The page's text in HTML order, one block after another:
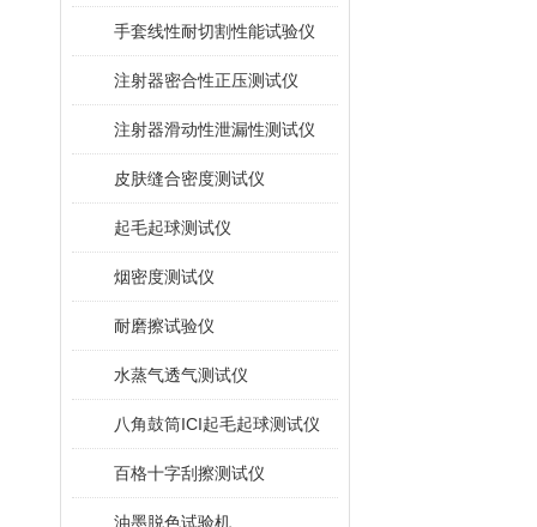
手套线性耐切割性能试验仪
注射器密合性正压测试仪
注射器滑动性泄漏性测试仪
皮肤缝合密度测试仪
起毛起球测试仪
烟密度测试仪
耐磨擦试验仪
水蒸气透气测试仪
八角鼓筒ICI起毛起球测试仪
百格十字刮擦测试仪
油墨脱色试验机